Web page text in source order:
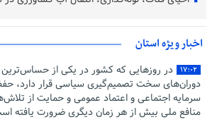
اخبار ویژه استان
۱۷:۰۲
در روزهایی که کشور در یکی از
دوران‌های سخت تصمیم‌گیری سیاسی قرار دارد،
سرمایه اجتماعی و اعتماد عمومی و حمایت از
منافع ملی بیش از هر زمان دیگری ضرورت یافته